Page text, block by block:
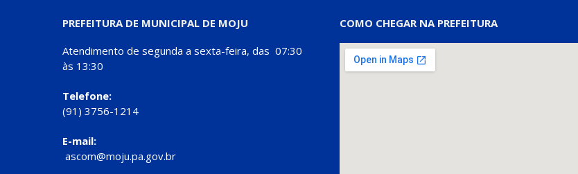
PREFEITURA DE MUNICIPAL DE MOJU
Atendimento de segunda a sexta-feira, das 07:30
às 13:30
Telefone:
(91) 3756-1214
E-mail:
ascom@moju.pa.gov.br
COMO CHEGAR NA PREFEITURA